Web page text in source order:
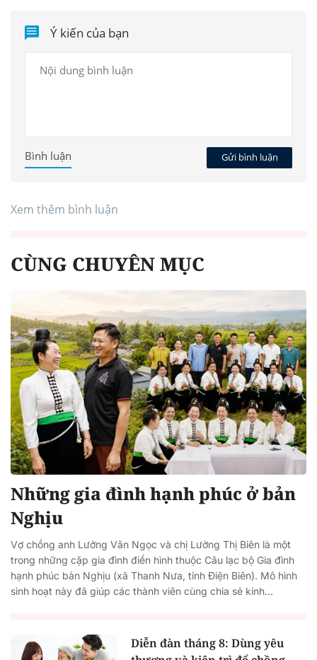
Ý kiến của bạn
Gửi bình luận
Bình luận
Xem thêm bình luận
CÙNG CHUYÊN MỤC
Những gia đình hạnh phúc ở bản
Nghịu
Vợ chồng anh Lường Văn Ngọc và chị Lường Thị Biên là một
trong những cặp gia đình điển hình thuộc Câu lạc bộ Gia đình
hạnh phúc bản Nghịu (xã Thanh Nưa, tỉnh Điện Biên). Mô hình
sinh hoạt này đã giúp các thành viên cùng chia sẻ kinh...
Diễn đàn tháng 8: Dùng yêu